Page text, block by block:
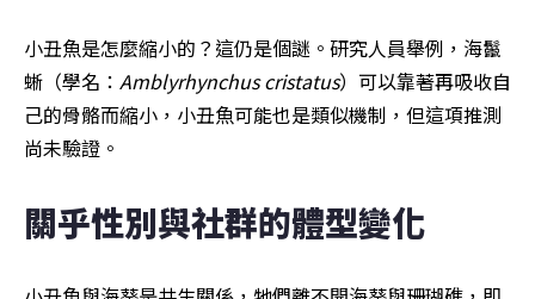
小丑魚是怎麼縮小的？這仍是個謎。研究人員舉例，海鬣
蜥（學名： Amblyrhynchus cristatus）可以靠著再吸收自
己的骨骼而縮小，小丑魚可能也是類似機制，但這項推測
尚未驗證。
關乎性別與社群的體型變化